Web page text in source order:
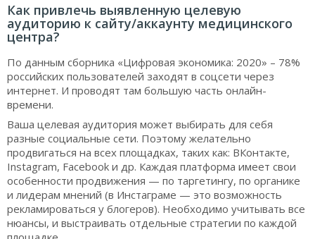
Как привлечь выявленную целевую
аудиторию к сайту/аккаунту медицинского
центра?
По данным сборника «Цифровая экономика: 2020» – 78%
российских пользователей заходят в соцсети через
интернет. И проводят там большую часть онлайн-
времени.
Ваша целевая аудитория может выбирать для себя
разные социальные сети. Поэтому желательно
продвигаться на всех площадках, таких как: ВКонтакте,
Instagram, Facebook и др. Каждая платформа имеет свои
особенности продвижения — по таргетингу, по органике
и лидерам мнений (в Инстаграме — это возможность
рекламироваться у блогеров). Необходимо учитывать все
нюансы, и выстраивать отдельные стратегии по каждой